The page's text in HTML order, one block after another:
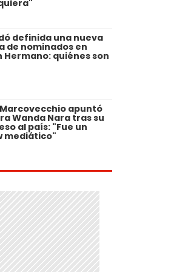
definida una nueva
de nominados en
Hermano: quiénes son
Marcovecchio apuntó
Wanda Nara tras su
al país: "Fue un
mediático"